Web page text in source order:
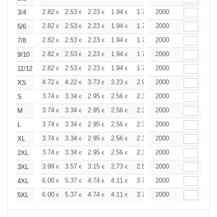
3/4
2.82 € 2.53 € 2.23 € 1.94 € 1.78 1.71
2000
5/6
2.82 € 2.53 € 2.23 € 1.94 € 1.78 1.71
2000
7/8
2.82 € 2.53 € 2.23 € 1.94 € 1.78 1.71
2000
9/10
2.82 € 2.53 € 2.23 € 1.94 € 1.78 1.71
2000
11/12
2.82 € 2.53 € 2.23 € 1.94 € 1.78 1.71
2000
XS
4.72 € 4.22 € 3.73 € 3.23 € 2.98 2.86
2000
S
3.74 € 3.34 € 2.95 € 2.56 € 2.36 2.27
2000
M
3.74 € 3.34 € 2.95 € 2.56 € 2.36 2.27
2000
L
3.74 € 3.34 € 2.95 € 2.56 € 2.36 2.27
2000
XL
3.74 € 3.34 € 2.95 € 2.56 € 2.36 2.27
2000
2XL
3.74 € 3.34 € 2.95 € 2.56 € 2.36 2.27
2000
3XL
3.99 € 3.57 € 3.15 € 2.73 € 2.52 2.42
2000
4XL
6.00 € 5.37 € 4.74 € 4.11 € 3.79 3.64
2000
5XL
6.00 € 5.37 € 4.74 € 4.11 € 3.79 3.64
2000